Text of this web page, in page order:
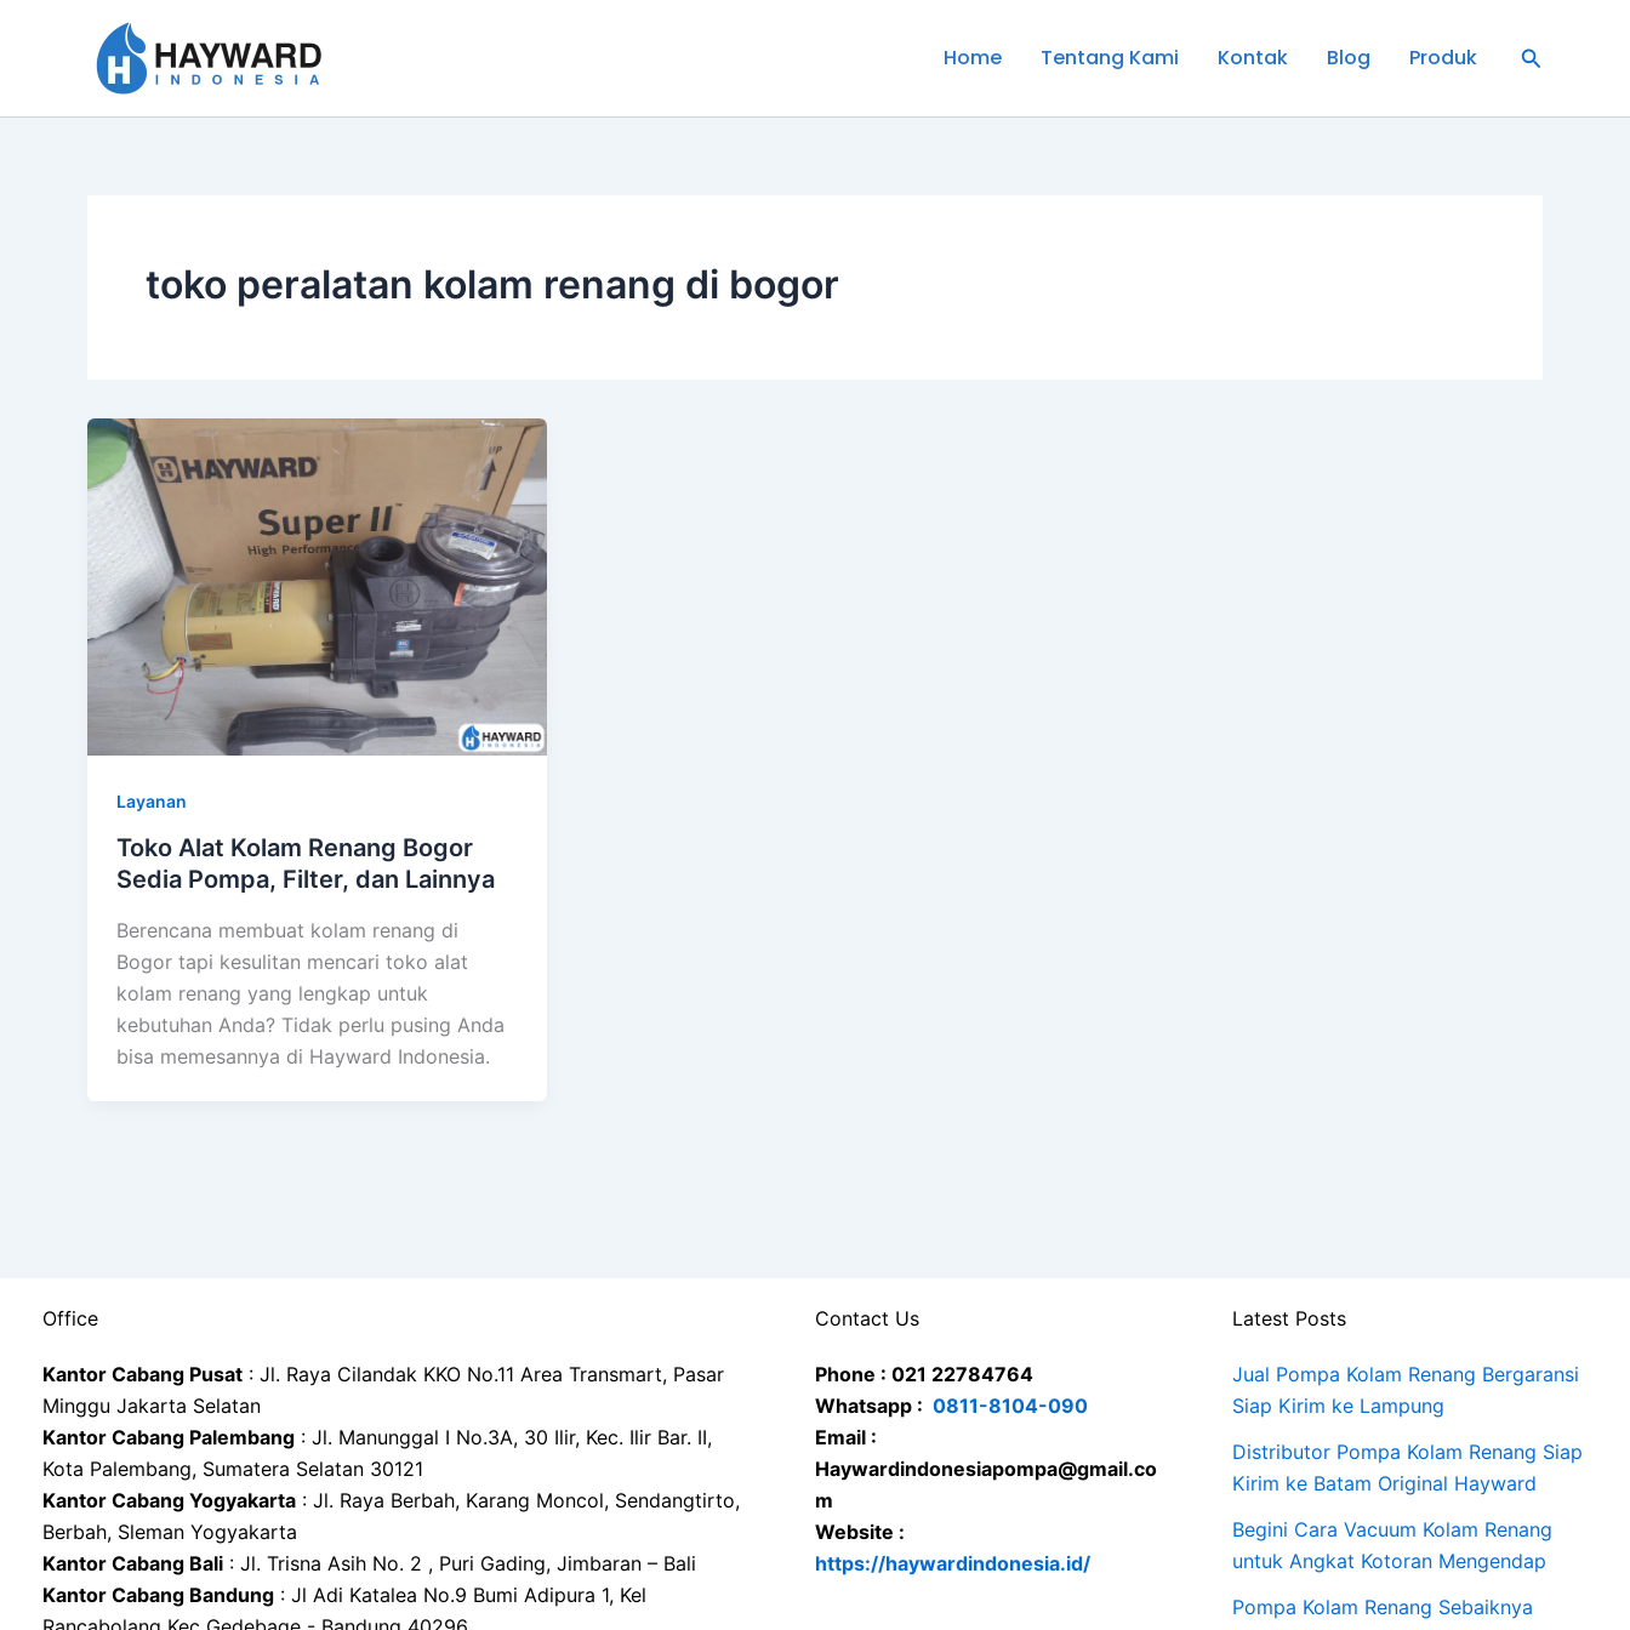
Home Tentang Kami Kontak Blog Produk Cari
toko peralatan kolam renang di bogor
Layanan
Toko Alat Kolam Renang Bogor
Sedia Pompa, Filter, dan Lainnya
Berencana membuat kolam renang di
Bogor tapi kesulitan mencari toko alat
kolam renang yang lengkap untuk
kebutuhan Anda? Tidak perlu pusing Anda
bisa memesannya di Hayward Indonesia.
Office
Kantor Cabang Pusat : Jl. Raya Cilandak KKO No.11 Area Transmart, Pasar
Minggu Jakarta Selatan
Kantor Cabang Palembang : Jl. Manunggal I No.3A, 30 Ilir, Kec. Ilir Bar. II,
Kota Palembang, Sumatera Selatan 30121
Kantor Cabang Yogyakarta : Jl. Raya Berbah, Karang Moncol, Sendangtirto,
Berbah, Sleman Yogyakarta
Kantor Cabang Bali : Jl. Trisna Asih No. 2 , Puri Gading, Jimbaran – Bali
Kantor Cabang Bandung : Jl Adi Katalea No.9 Bumi Adipura 1, Kel
Contact Us
Phone : 021 22784764
Whatsapp : 0811-8104-090
Email :
Haywardindonesiapompa@gmail.co
m
Website :
https://haywardindonesia.id/
Latest Posts
Jual Pompa Kolam Renang Bergaransi
Siap Kirim ke Lampung
Distributor Pompa Kolam Renang Siap
Kirim ke Batam Original Hayward
Begini Cara Vacuum Kolam Renang
untuk Angkat Kotoran Mengendap
Pompa Kolam Renang Sebaiknya